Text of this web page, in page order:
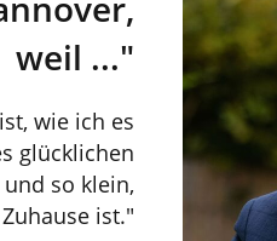
weil ..."
wie ich es
glücklichen
so klein,
ist."